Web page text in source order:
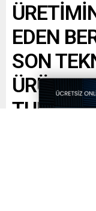
EDEN
SON